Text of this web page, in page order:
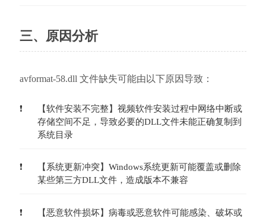
三、原因分析
avformat-58.dll 文件缺失可能由以下原因导致：
【软件安装不完整】视频软件安装过程中网络中断或
存储空间不足，导致必要的DLL文件未能正确复制到
系统目录
【系统更新冲突】Windows系统更新可能覆盖或删除
某些第三方DLL文件，造成版本不兼容
【恶意软件损坏】病毒或恶意软件可能感染、破坏或